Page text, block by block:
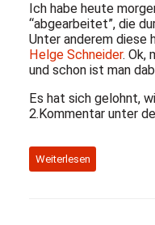
Ich habe heute
“abgearbeitet”, die
Unter anderem diese
Helge Schneider. Ok,
und schon ist man
Es hat sich gelohnt,
2.Kommentar unter
Weiterlesen